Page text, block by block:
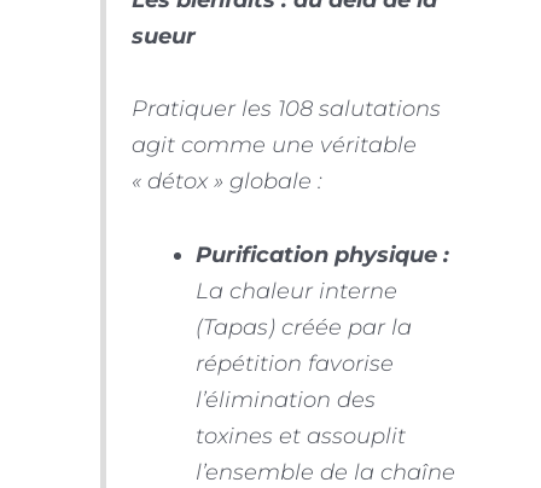
sueur
Pratiquer les 108 salutations
agit comme une véritable
« détox » globale :
Purification physique :
La chaleur interne
(Tapas) créée par la
répétition favorise
l’élimination des
toxines et assouplit
l’ensemble de la chaîne